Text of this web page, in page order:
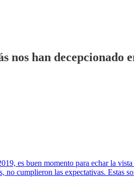
nos han
es buen momento para echar la
no cumplieron las expectativas. Estas